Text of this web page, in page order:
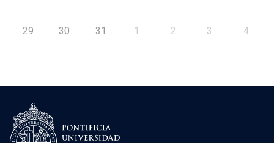
29 30 31 1 2 3 4